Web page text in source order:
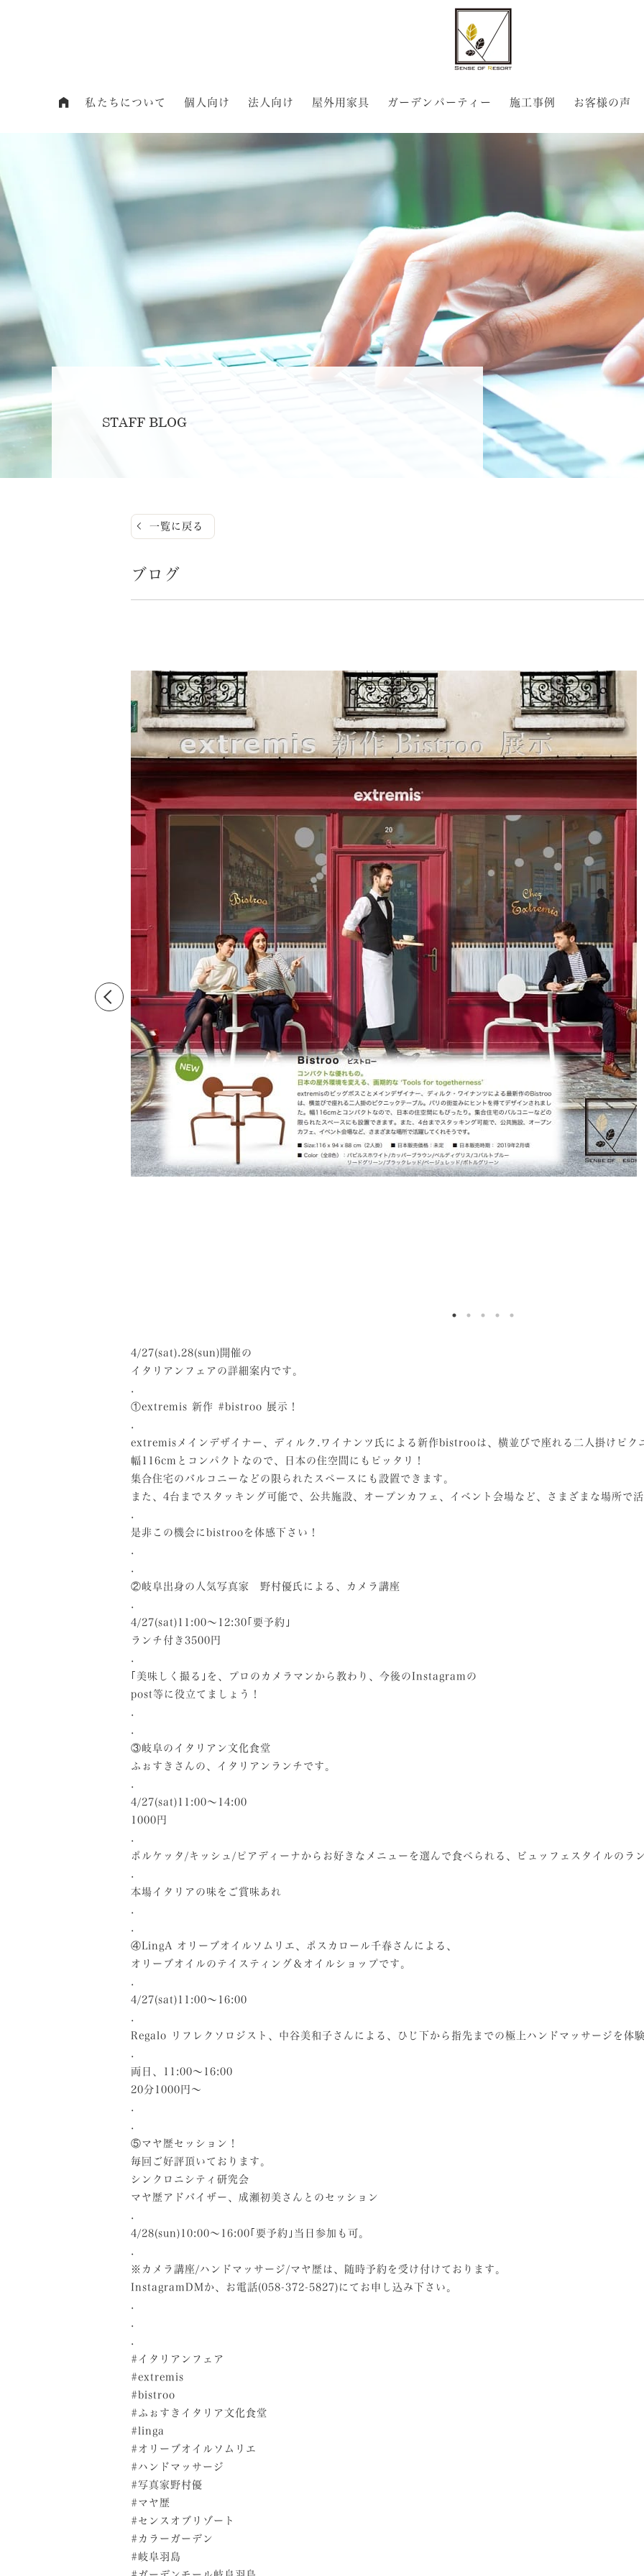
私たちについて 個人向け 法人向け 屋外用家具 ガーデンパーティー 施工事例 お客様の声
STAFF BLOG
一覧に戻る
ブログ
4/27(sat).28(sun)開催の
イタリアンフェアの詳細案内です。
.
①extremis 新作 #bistroo 展示！
.
extremisメインデザイナー、ディルク.ワイナンツ氏による新作bistrooは、横並びで座れる二人掛けピク
幅116cmとコンパクトなので、日本の住空間にもピッタリ！
集合住宅のバルコニーなどの限られたスペースにも設置できます。
また、4台までスタッキング可能で、公共施設、オープンカフェ、イベント会場など、さまざまな場所で活
.
是非この機会にbistrooを体感下さい！
.
.
②岐阜出身の人気写真家 野村優氏による、カメラ講座
.
4/27(sat)11:00～12:30｢要予約｣
ランチ付き3500円
.
｢美味しく撮る｣を、プロのカメラマンから教わり、今後のInstagramの
post等に役立てましょう！
.
.
③岐阜のイタリアン文化食堂
ふぉすきさんの、イタリアンランチです。
.
4/27(sat)11:00～14:00
1000円
.
ポルケッタ/キッシュ/ピアディーナからお好きなメニューを選んで食べられる、ビュッフェスタイルのラン
.
本場イタリアの味をご賞味あれ
.
.
④LingA オリーブオイルソムリエ、ポスカロール千春さんによる、
オリーブオイルのテイスティング＆オイルショップです。
.
4/27(sat)11:00～16:00
.
Regalo リフレクソロジスト、中谷美和子さんによる、ひじ下から指先までの極上ハンドマッサージを体験
.
両日、11:00～16:00
20分1000円～
.
.
⑤マヤ歴セッション！
毎回ご好評頂いております。
シンクロニシティ研究会
マヤ歴アドバイザー、成瀬初美さんとのセッション
.
4/28(sun)10:00～16:00｢要予約｣当日参加も可。
.
※カメラ講座/ハンドマッサージ/マヤ歴は、随時予約を受け付けております。
InstagramDMか、お電話(058-372-5827)にてお申し込み下さい。
.
.
.
#イタリアンフェア
#extremis
#bistroo
#ふぉすきイタリア文化食堂
#linga
#オリーブオイルソムリエ
#ハンドマッサージ
#写真家野村優
#マヤ歴
#センスオブリゾート
#カラーガーデン
#岐阜羽島